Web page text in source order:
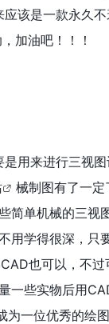
该是一款永久不
加油吧！！！
用来进行三视
械制图有了一
简单机械的三视
用学得很深，只
也可以，不过
一些实物后用
一位优秀的绘